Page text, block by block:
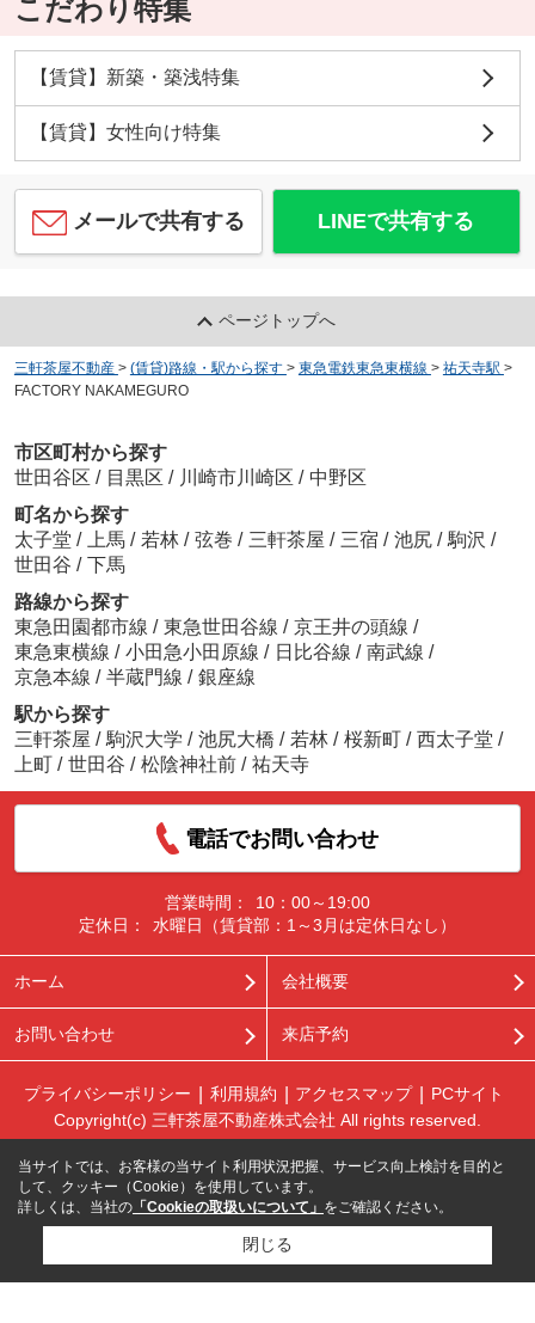
こだわり特集
【賃貸】新築・築浅特集
【賃貸】女性向け特集
メールで共有する LINEで共有する
ページトップへ
三軒茶屋不動産 > (賃貸)路線・駅から探す > 東急電鉄東急東横線 > 祐天寺駅 >
FACTORY NAKAMEGURO
市区町村から探す
世田谷区 / 目黒区 / 川崎市川崎区 / 中野区
町名から探す
太子堂 / 上馬 / 若林 / 弦巻 / 三軒茶屋 / 三宿 / 池尻 / 駒沢 /
世田谷 / 下馬
路線から探す
東急田園都市線 / 東急世田谷線 / 京王井の頭線 /
東急東横線 / 小田急小田原線 / 日比谷線 / 南武線 /
京急本線 / 半蔵門線 / 銀座線
駅から探す
三軒茶屋 / 駒沢大学 / 池尻大橋 / 若林 / 桜新町 / 西太子堂 /
上町 / 世田谷 / 松陰神社前 / 祐天寺
電話でお問い合わせ
営業時間：
10：00～19:00
定休日：
水曜日（賃貸部：1～3月は定休日なし）
ホーム 会社概要
お問い合わせ 来店予約
プライバシーポリシー 利用規約 アクセスマップ
PCサイト
Copyright(c) 三軒茶屋不動産株式会社 All rights reserved.
当サイトでは、お客様の当サイト利用状況把握、サービス向上検討を目的と
して、クッキー（Cookie）を使用しています。
詳しくは、当社の 「Cookieの取扱いについて」 をご確認ください。
閉じる